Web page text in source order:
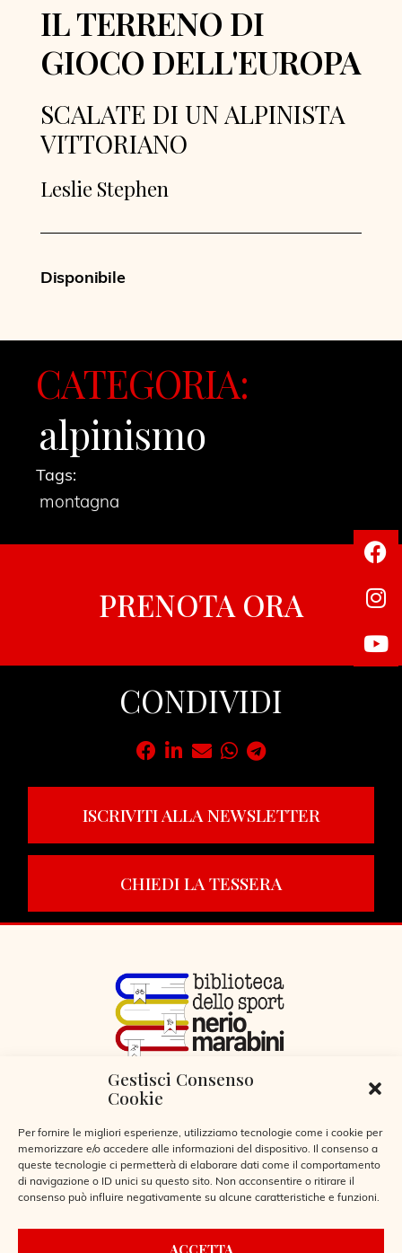
Gestisci Consenso
Cookie
Per fornire le migliori esperienze, utilizziamo tecnologie come i cookie per
memorizzare e/o accedere alle informazioni del dispositivo. Il consenso a
queste tecnologie ci permetterà di elaborare dati come il comportamento
di navigazione o ID unici su questo sito. Non acconsentire o ritirare il
consenso può influire negativamente su alcune caratteristiche e funzioni.
ACCETTA
IL TERRENO DI
GIOCO DELL'EUROPA
SCALATE DI UN ALPINISTA
VITTORIANO
Leslie Stephen
Disponibile
CATEGORIA:
alpinismo
Tags:
montagna
PRENOTA ORA
CONDIVIDI
ISCRIVITI ALLA NEWSLETTER
CHIEDI LA TESSERA
VIA LIBERTÀ 29, SERIATE (BG)
© 2026
CONTATTI